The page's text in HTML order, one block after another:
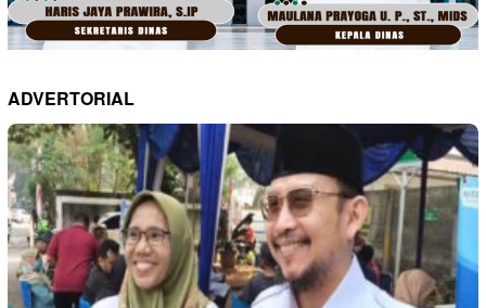
ADVERTORIAL